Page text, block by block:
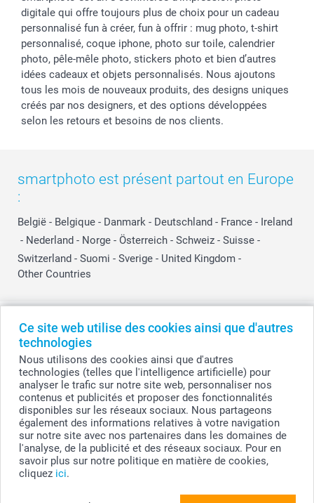
Ce site web utilise des cookies ainsi que d'autres
technologies
Nous utilisons des cookies ainsi que d'autres
technologies (telles que l'intelligence artificielle) pour
analyser le trafic sur notre site web, personnaliser nos
contenus et publicités et proposer des fonctionnalités
disponibles sur les réseaux sociaux. Nous partageons
également des informations relatives à votre navigation
sur notre site avec nos partenaires dans les domaines de
l'analyse, de la publicité et des réseaux sociaux. Pour en
savoir plus sur notre politique en matière de cookies,
cliquez ici.
digitale qui offre toujours plus de choix pour un cadeau
personnalisé fun à créer, fun à offrir : mug photo, t-shirt
personnalisé, coque iphone, photo sur toile, calendrier
photo, pêle-mêle photo, stickers photo et bien d’autres
idées cadeaux et objets personnalisés. Nous ajoutons
tous les mois de nouveaux produits, des designs uniques
créés par nos designers, et des options développées
selon les retours et besoins de nos clients.
smartphoto est présent partout en Europe
:
België - Belgique - Danmark - Deutschland - France - Ireland
- Nederland - Norge - Österreich - Schweiz - Suisse -
Switzerland - Suomi - Sverige - United Kingdom -
Other Countries
© smartphoto group. Tous droits réservés
smartphoto group SA.
Siège social : Kwatrechtsteenweg 160, 9230 Wetteren, Belgique
Numéro de TVA BE 0405.706.755
Numéro d'entreprise 0405.706.755.
Coordonnées bancaires: IBAN BE71 2850 2711 5569 - BIC: GEBABEBB
Tous les prix sont en EURO (€), TVA incluse et hors frais de port.